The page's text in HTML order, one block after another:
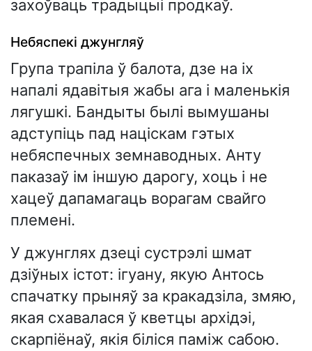
захоўваць традыцыі продкаў.
Небяспекі джунгляў
Група трапіла ў балота, дзе на іх
напалі ядавітыя жабы ага і маленькія
лягушкі. Бандыты былі вымушаны
адступіць пад націскам гэтых
небяспечных земнаводных. Анту
паказаў ім іншую дарогу, хоць і не
хацеў дапамагаць ворагам свайго
племені.
У джунглях дзеці сустрэлі шмат
дзіўных істот: ігуану, якую Антось
спачатку прыняў за кракадзіла, змяю,
якая схавалася ў кветцы архідэі,
скарпіёнаў, якія біліся паміж сабою.